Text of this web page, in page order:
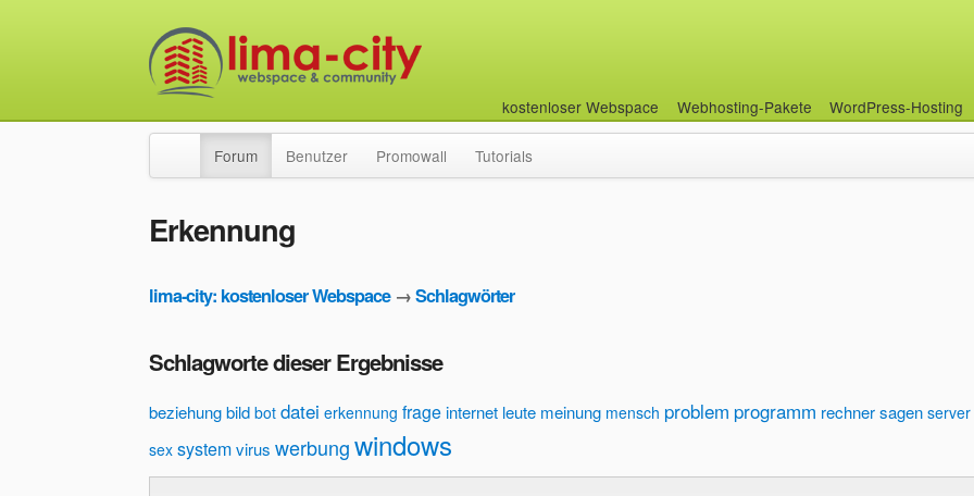
kostenloser Webspace Webhosting-Pakete WordPress-Hosting
Forum Benutzer Promowall Tutorials
Erkennung
lima-city: kostenloser Webspace→Schlagwörter
Schlagworte dieser Ergebnisse
beziehungbild bot datei erkennung frageinternet leute meinung mensch problem programm rechnersagen server
sex systemvirus werbungwindows